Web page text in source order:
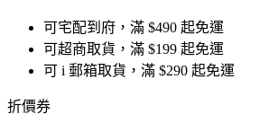
可宅配到府，滿 $490 起免運
可超商取貨，滿 $199 起免運
可 i 郵箱取貨，滿 $290 起免運
折價券